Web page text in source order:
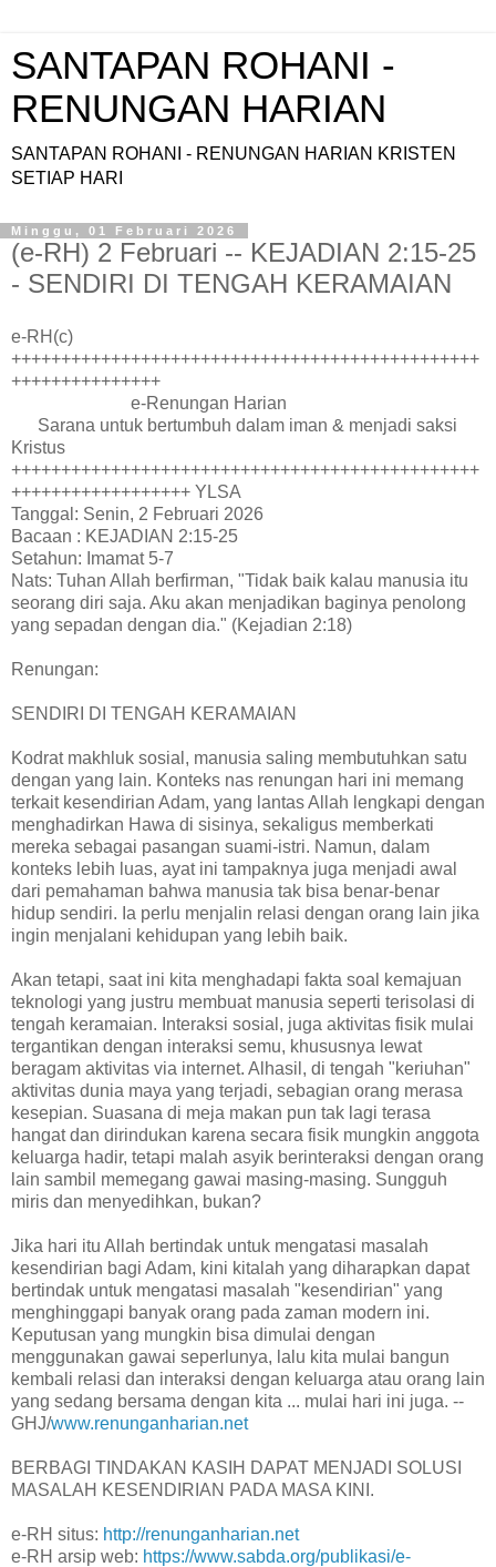
SANTAPAN ROHANI -
RENUNGAN HARIAN
SANTAPAN ROHANI - RENUNGAN HARIAN KRISTEN
SETIAP HARI
Minggu, 01 Februari 2026
(e-RH) 2 Februari -- KEJADIAN 2:15-25
- SENDIRI DI TENGAH KERAMAIAN
e-RH(c)
+++++++++++++++++++++++++++++++++++++++++++++++
+++++++++++++++
e-Renungan Harian
Sarana untuk bertumbuh dalam iman & menjadi saksi
Kristus
+++++++++++++++++++++++++++++++++++++++++++++++
++++++++++++++++++ YLSA
Tanggal: Senin, 2 Februari 2026
Bacaan : KEJADIAN 2:15-25
Setahun: Imamat 5-7
Nats: Tuhan Allah berfirman, "Tidak baik kalau manusia itu
seorang diri saja. Aku akan menjadikan baginya penolong
yang sepadan dengan dia." (Kejadian 2:18)
Renungan:
SENDIRI DI TENGAH KERAMAIAN
Kodrat makhluk sosial, manusia saling membutuhkan satu
dengan yang lain. Konteks nas renungan hari ini memang
terkait kesendirian Adam, yang lantas Allah lengkapi dengan
menghadirkan Hawa di sisinya, sekaligus memberkati
mereka sebagai pasangan suami-istri. Namun, dalam
konteks lebih luas, ayat ini tampaknya juga menjadi awal
dari pemahaman bahwa manusia tak bisa benar-benar
hidup sendiri. Ia perlu menjalin relasi dengan orang lain jika
ingin menjalani kehidupan yang lebih baik.
Akan tetapi, saat ini kita menghadapi fakta soal kemajuan
teknologi yang justru membuat manusia seperti terisolasi di
tengah keramaian. Interaksi sosial, juga aktivitas fisik mulai
tergantikan dengan interaksi semu, khususnya lewat
beragam aktivitas via internet. Alhasil, di tengah "keriuhan"
aktivitas dunia maya yang terjadi, sebagian orang merasa
kesepian. Suasana di meja makan pun tak lagi terasa
hangat dan dirindukan karena secara fisik mungkin anggota
keluarga hadir, tetapi malah asyik berinteraksi dengan orang
lain sambil memegang gawai masing-masing. Sungguh
miris dan menyedihkan, bukan?
Jika hari itu Allah bertindak untuk mengatasi masalah
kesendirian bagi Adam, kini kitalah yang diharapkan dapat
bertindak untuk mengatasi masalah "kesendirian" yang
menghinggapi banyak orang pada zaman modern ini.
Keputusan yang mungkin bisa dimulai dengan
menggunakan gawai seperlunya, lalu kita mulai bangun
kembali relasi dan interaksi dengan keluarga atau orang lain
yang sedang bersama dengan kita ... mulai hari ini juga. --
GHJ/www.renunganharian.net
BERBAGI TINDAKAN KASIH DAPAT MENJADI SOLUSI
MASALAH KESENDIRIAN PADA MASA KINI.
e-RH situs: http://renunganharian.net
e-RH arsip web: https://www.sabda.org/publikasi/e-